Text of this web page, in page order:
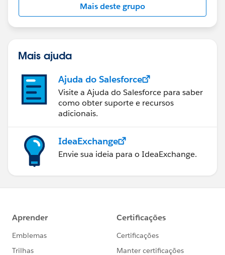
Mais deste grupo
Mais ajuda
Ajuda do Salesforce
Visite a Ajuda do Salesforce para saber
como obter suporte e recursos
adicionais.
IdeaExchange
Envie sua ideia para o IdeaExchange.